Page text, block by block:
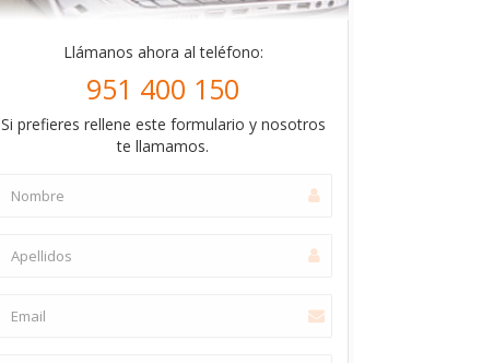
Llámanos ahora al teléfono:
951 400 150
Si prefieres rellene este formulario y nosotros
te llamamos.